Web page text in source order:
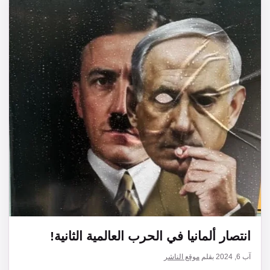
انتصار ألمانيا في الحرب العالمية الثانية!
آب 6, 2024 بقلم موقع الناشر